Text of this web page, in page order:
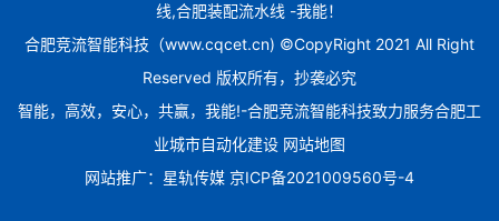
线,合肥装配流水线 -我能！
合肥竞流智能科技（www.cqcet.cn) ©CopyRight 2021 All Right
Reserved 版权所有，抄袭必究
智能，高效，安心，共赢，我能!-合肥竞流智能科技致力服务合肥工
业城市自动化建设 网站地图
网站推广： 星轨传媒 京ICP备2021009560号-4